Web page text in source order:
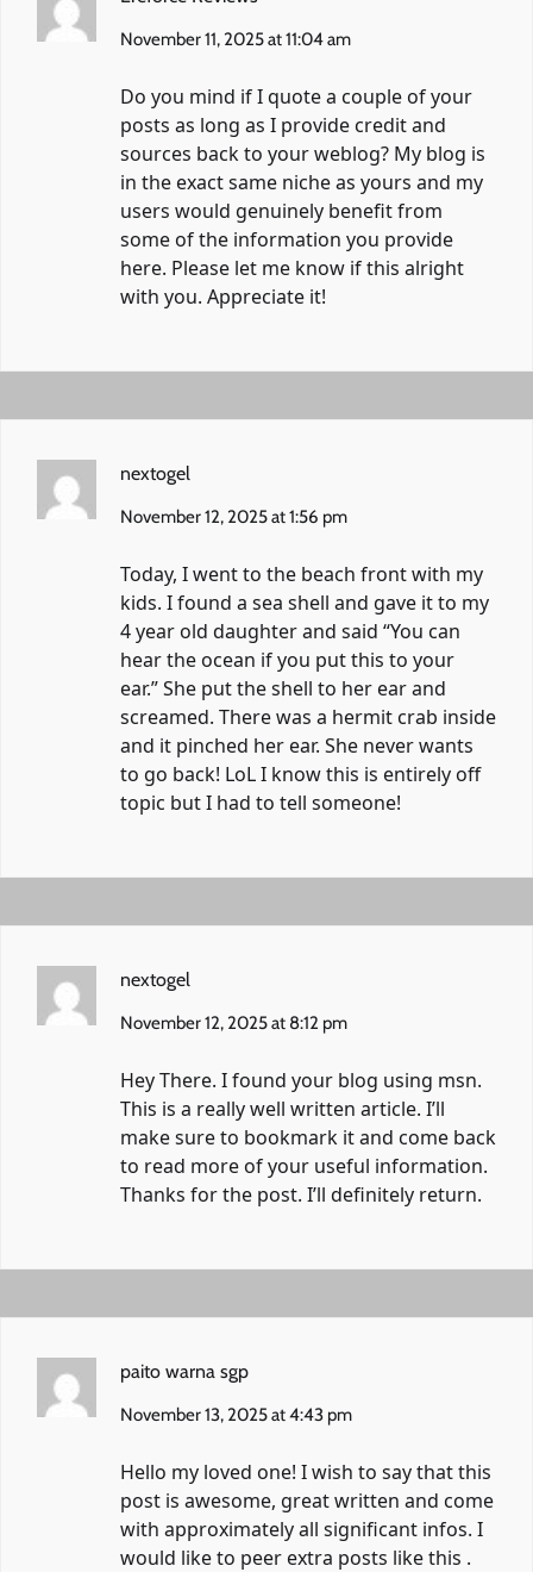
November 11, 2025 at 11:04 am
Do you mind if I quote a couple of your
posts as long as I provide credit and
sources back to your weblog? My blog is
in the exact same niche as yours and my
users would genuinely benefit from
some of the information you provide
here. Please let me know if this alright
with you. Appreciate it!
nextogel
November 12, 2025 at 1:56 pm
Today, I went to the beach front with my
kids. I found a sea shell and gave it to my
4 year old daughter and said “You can
hear the ocean if you put this to your
ear.” She put the shell to her ear and
screamed. There was a hermit crab inside
and it pinched her ear. She never wants
to go back! LoL I know this is entirely off
topic but I had to tell someone!
nextogel
November 12, 2025 at 8:12 pm
Hey There. I found your blog using msn.
This is a really well written article. I’ll
make sure to bookmark it and come back
to read more of your useful information.
Thanks for the post. I’ll definitely return.
paito warna sgp
November 13, 2025 at 4:43 pm
Hello my loved one! I wish to say that this
post is awesome, great written and come
with approximately all significant infos. I
would like to peer extra posts like this .